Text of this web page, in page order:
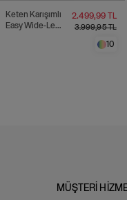
Keten Karışımlı
Easy Wide-Leg
3.999,95 TL
2.499,99 TL
10
MÜŞTERİ